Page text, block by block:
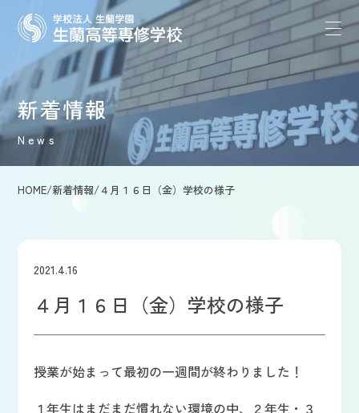
新着情報
News
HOME/新着情報/４月１６日（金）学校の様子
2021.4.16
４月１６日（金）学校の様子
授業が始まって最初の一週間が終わりました！
１年生はまだまだ慣れない環境の中、２年生・３